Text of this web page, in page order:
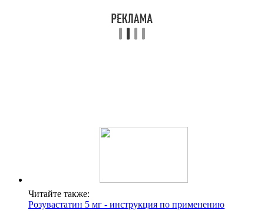
Читайте также:
Розувастатин 5 мг - инструкция по применению